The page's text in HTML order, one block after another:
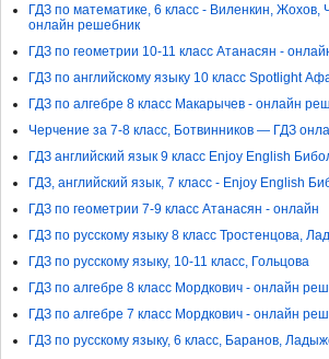
ГДЗ по математике, 6 класс - Виленкин, Жохов,
онлайн решебник
ГДЗ по геометрии 10-11 класс Атанасян -
ГДЗ по английскому языку 10 класс Spotlight
ГДЗ по алгебре 8 класс Макарычев - онлайн
Черчение за 7-8 класс, Ботвинников — ГДЗ
ГДЗ английский язык 9 класс Enjoy English
ГДЗ, английский язык, 7 класс - Enjoy English
ГДЗ по геометрии 7-9 класс Атанасян - онлайн
ГДЗ по русскому языку 8 класс Тростенцова,
ГДЗ по русскому языку, 10-11 класс, Гольцова
ГДЗ по алгебре 8 класс Мордкович - онлайн
ГДЗ по алгебре 7 класс Мордкович - онлайн
ГДЗ по русскому языку, 6 класс, Баранов,